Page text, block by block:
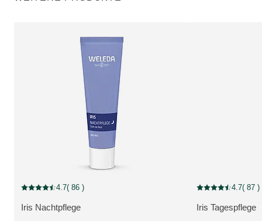
MEHR ZUM PRODUKT:
Iris Nachtpflege
Aktuelle Bewertung: 4.7 von 5 Sternen bewertet von 86 Kunden
4.7( 86 )
MEHR ZUM
Iris Tagespflege
Aktuelle 4.7( 87 )